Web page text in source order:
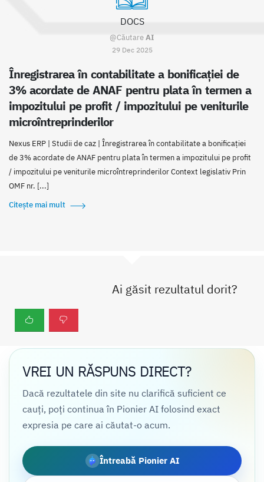
DOCS
@CăutareAI
29 Dec 2025
Înregistrarea în contabilitate a bonificației de
3% acordate de ANAF pentru plata în termen a
impozitului pe profit / impozitului pe veniturile
microîntreprinderilor
Nexus ERP | Studii de caz | Înregistrarea în contabilitate a bonificației
de 3% acordate de ANAF pentru plata în termen a impozitului pe profit
/ impozitului pe veniturile microîntreprinderilor Context legislativ Prin
OMF nr. [...]
Citește mai mult
Ai găsit rezultatul dorit?
VREI UN RĂSPUNS DIRECT?
Dacă rezultatele din site nu clarifică suficient ce
cauți, poți continua în Pionier AI folosind exact
expresia pe care ai căutat-o acum.
Întreabă Pionier AI